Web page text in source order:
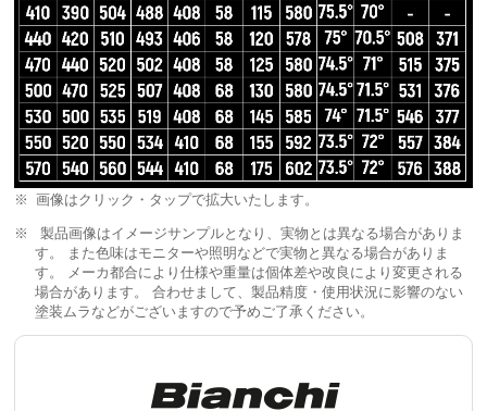
画像はクリック・タップで拡大いたします。
製品画像はイメージサンプルとなり、実物とは異なる場合がありま
す。 また色味はモニターや照明などで実物と異なる場合がありま
す。 メーカ都合により仕様や重量は個体差や改良により変更される
場合があります。 合わせまして、製品精度・使用状況に影響のない
塗装ムラなどがございますので予めご了承ください。